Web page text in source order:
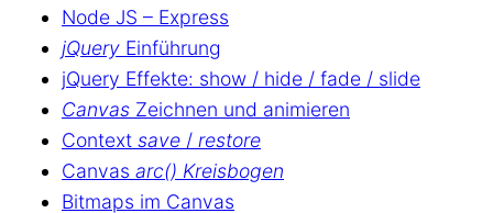
Node JS – Express
jQuery Einführung
jQuery Effekte: show / hide / fade / slide
Canvas Zeichnen und animieren
Context save / restore
Canvas arc() Kreisbogen
Bitmaps im Canvas